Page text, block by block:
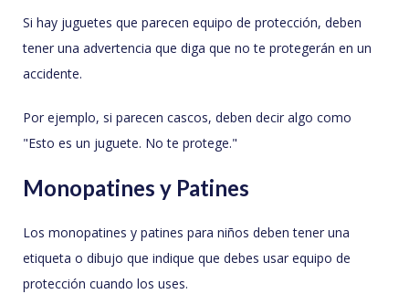
Si hay juguetes que parecen equipo de protección, deben
tener una advertencia que diga que no te protegerán en un
accidente.
Por ejemplo, si parecen cascos, deben decir algo como
"Esto es un juguete. No te protege."
Monopatines y Patines
Los monopatines y patines para niños deben tener una
etiqueta o dibujo que indique que debes usar equipo de
protección cuando los uses.